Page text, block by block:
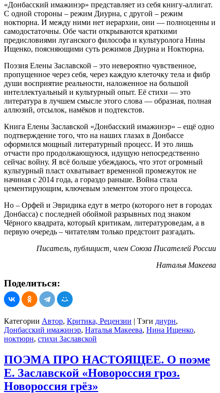
«Донбасский имажинэр» представляет из себя книгу-аллигат.
С одной стороны – режим Диурна, с другой – режим
ноктюрна. И между ними нет иерархии, они — полноценны и
самодостаточны. Обе части открываются краткими
предисловиями луганского философа и культуролога Нины
Ищенко, поясняющими суть режимов Диурна и Ноктюрна.
Поэзия Елены Заславской – это невероятно чувственное,
пропущенное через себя, через каждую клеточку тела и фибр
души восприятие реальности, наложенное на большой
интеллектуальный и культурный опыт. Её стихи — это
литература в лучшем смысле этого слова — образная, полная
аллюзий, отсылок, намёков и подтекстов.
Книга Елены Заславской «Донбасский имажинэр» – ещё одно
подтверждение того, что на наших глазах в Донбассе
оформился мощный литературный процесс. И это лишь
отчасти про продолжающуюся, идущую непосредственно
сейчас войну. Я всё больше убеждаюсь, что этот огромный
культурный пласт охватывает временной промежуток не
начиная с 2014 года, а гораздо раньше. Война стала
цементирующим, ключевым элементом этого процесса.
Но – Орфей и Эвридика едут в метро (которого нет в городах
Донбасса) с последней обоймой разрывных под знаком
Чёрного квадрата, который критикам, литературоведам, а в
первую очередь – читателям только предстоит разгадать.
Писатель, публицист, член Союза Писателей России
Наталья Макеева
Поделиться:
Категории Автор, Критика, Рецензии | Тэги диурн,
Донбасский имажинэр, Наталья Макеева, Нина Ищенко,
ноктюрн, стихи Заславской
ПОЭМА ПРО НАСТОЯЩЕЕ. О поэме
Е. Заславской «Новороссия гроз.
Новороссия грёз»